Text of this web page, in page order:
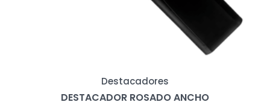
Destacadores
DESTACADOR ROSADO ANCHO